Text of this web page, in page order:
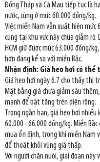
Đồng Tháp và Cà Mau tiếp tục là
nước, cùng ở mức 60.000 đồng/kg.
Việc miền Nam vẫn xuất hiện mức
cung tại khu vực này chưa giảm
HCM giữ được mức 63.000 đồng/
hơn đáng kể so với miền Bắc.
Nhận định: Giá heo hơi có
Giá heo hơi ngày 6.7 cho thấy thị
Mặt bằng giá chưa giảm sâu
mạnh để bật tăng trên diện rộng.
Trong ngắn hạn, giá heo hơi
60.000–66.000 đồng/kg. Miền
mua ổn định, trong khi miền Nam
để thoát khỏi vùng giá thấp.
Với người chăn nuôi, giai đoạn